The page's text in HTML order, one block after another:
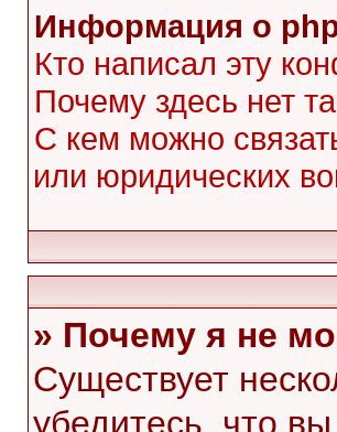
Информация о
Кто написал эту
Почему здесь нет
С кем можно
или юридических
» Почему я не
Существует
убедитесь, что